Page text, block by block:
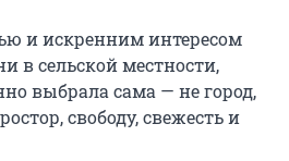
и искренним интересом
в сельской местности,
выбрала сама — не город,
свободу, свежесть и